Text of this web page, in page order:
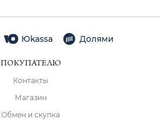
Юkassa Долями
ПОКУПАТЕЛЮ
Контакты
Магазин
Обмен и скупка